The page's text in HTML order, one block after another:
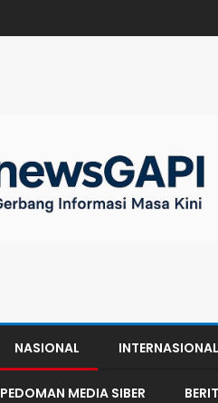
NASIONAL INTERNASIONAL
PEDOMAN MEDIA SIBER